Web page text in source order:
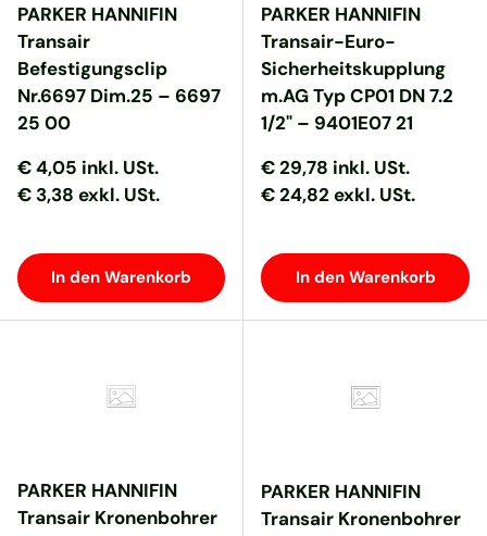
PARKER HANNIFIN
Transair
Befestigungsclip
Nr.6697 Dim.25 – 6697
25 00
Normaler Preis
Normaler Preis
€ 4,05 inkl. USt.
€ 3,38 exkl. USt.
In den Warenkorb
PARKER HANNIFIN
Transair-Euro-
Sicherheitskupplung
m.AG Typ CP01 DN 7.2
1/2" – 9401E07 21
Normaler Preis
Normaler Preis
€ 29,78 inkl. USt.
€ 24,82 exkl. USt.
In den Warenkorb
PARKER HANNIFIN
Transair Kronenbohrer
PARKER HANNIFIN
Transair Kronenbohrer